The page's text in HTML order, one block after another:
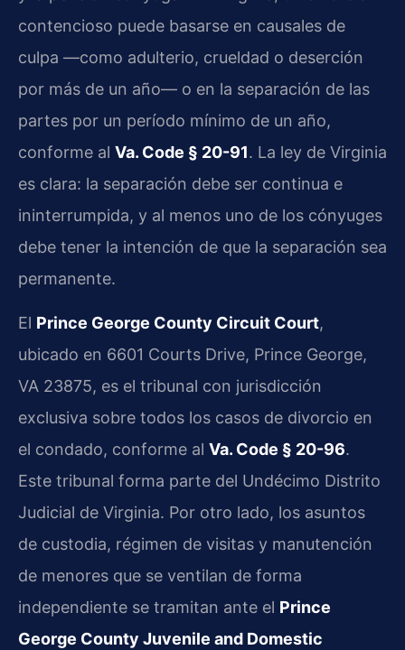
contencioso puede basarse en causales de
culpa —como adulterio, crueldad o deserción
por más de un año— o en la separación de las
partes por un período mínimo de un año,
conforme al Va. Code § 20-91. La ley de Virginia
es clara: la separación debe ser continua e
ininterrumpida, y al menos uno de los cónyuges
debe tener la intención de que la separación sea
permanente.
El Prince George County Circuit Court,
ubicado en 6601 Courts Drive, Prince George,
VA 23875, es el tribunal con jurisdicción
exclusiva sobre todos los casos de divorcio en
el condado, conforme al Va. Code § 20-96.
Este tribunal forma parte del Undécimo Distrito
Judicial de Virginia. Por otro lado, los asuntos
de custodia, régimen de visitas y manutención
de menores que se ventilan de forma
independiente se tramitan ante el Prince
George County Juvenile and Domestic